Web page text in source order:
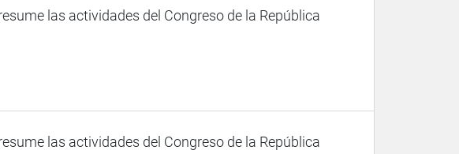
las actividades del Congreso de la República
las actividades del Congreso de la República